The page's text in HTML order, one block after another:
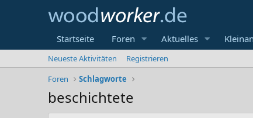
Startseite Foren Aktuelles
Neueste Aktivitäten
Registrieren
Foren
Schlagworte
beschichtete